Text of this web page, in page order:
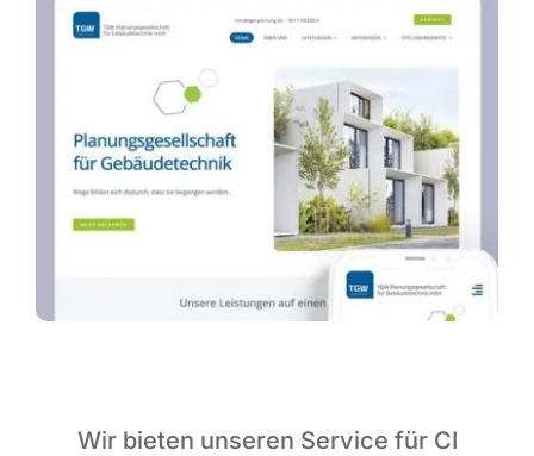
Wir bieten unseren Service für CI